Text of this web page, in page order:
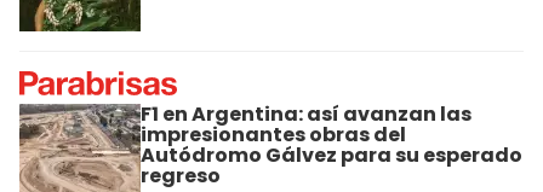
F1 en Argentina: así avanzan las
impresionantes obras del
Autódromo Gálvez para su esperado
regreso